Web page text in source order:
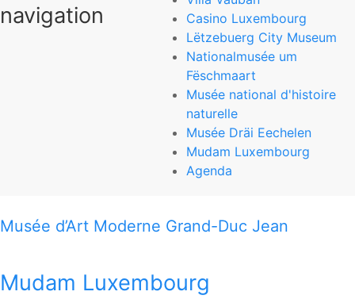
0
Musée d’Art Moderne Grand-Duc Jean
Mudam Luxembourg
T (+352) 45 37 85-1
navigation
Casino Luxembourg
Lëtzebuerg City Museum
Nationalmusée um
Fëschmaart
Musée national d'histoire
naturelle
Musée Dräi Eechelen
Mudam Luxembourg
Agenda
Musée d’Art Moderne Grand-Duc Jean
Mudam Luxembourg